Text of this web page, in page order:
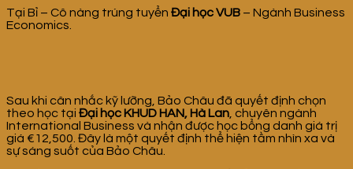
Tại Bỉ – Cô nàng trúng tuyển Đại học VUB – Ngành Business
Economics.
Sau khi cân nhắc kỹ lưỡng, Bảo Châu đã quyết định chọn
theo học tại Đại học KHUD HAN, Hà Lan, chuyên ngành
International Business và nhận được học bổng danh giá trị
giá €12,500. Đây là một quyết định thể hiện tầm nhìn xa và
sự sáng suốt của Bảo Châu.